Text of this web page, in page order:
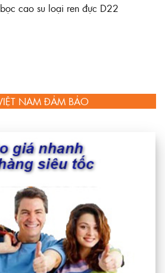
cao su loại ren đực D22
NAM ĐẢM BẢO